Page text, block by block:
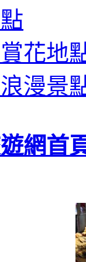
花地
漫景
網首